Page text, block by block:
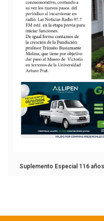
Suplemento Especial 116